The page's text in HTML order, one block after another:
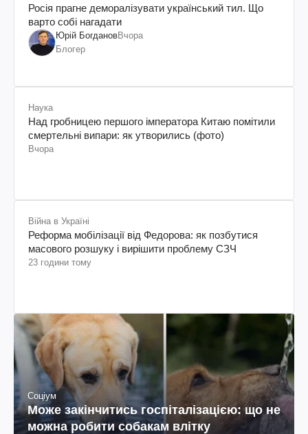
Росія прагне деморалізувати український тил. Що
варто собі нагадати
Юрій БогдановВчора
Блогер
Наука
Над гробницею першого імператора Китаю помітили
смертельні випари: як утворились (фото)
Вчора
Війна в Україні
Реформа мобілізації від Федорова: як позбутися
масового розшуку і вирішити проблему СЗЧ
23 години тому
Соціум
Може закінчитись госпіталізацією: що не
можна робити собакам влітку